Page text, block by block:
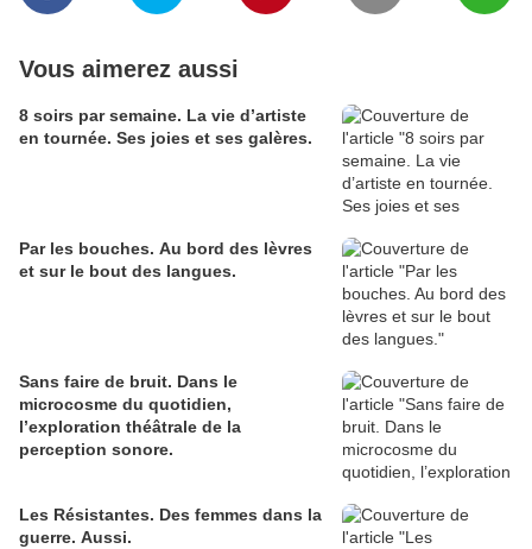
Vous aimerez aussi
8 soirs par semaine. La vie d’artiste
en tournée. Ses joies et ses galères.
Par les bouches. Au bord des lèvres
et sur le bout des langues.
Sans faire de bruit. Dans le
microcosme du quotidien,
l’exploration théâtrale de la
perception sonore.
Les Résistantes. Des femmes dans la
guerre. Aussi.